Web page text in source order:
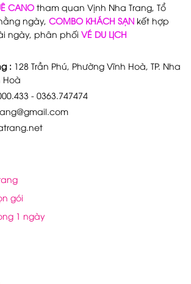
CANO tham quan Vịnh Nha Trang, Tổ
ngày, COMBO KHÁCH SẠN kết hợp
ngày, phân phối VÉ DU LỊCH
: 128 Trần Phú, Phường Vĩnh Hoà, TP. Nha
Hoà
- 0363.747474
gói
1 ngày